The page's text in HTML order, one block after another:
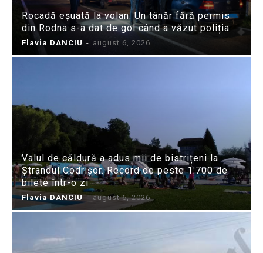
Rocadă eșuată la volan: Un tânăr fără permis
din Rodna s-a dat de gol când a văzut poliția
Flavia DANCIU - august 6, 2026
Valul de căldură a adus mii de bistrițeni la
Ștrandul Codrișor. Record de peste 1.700 de
bilete într-o zi
Flavia DANCIU - august 6, 2026